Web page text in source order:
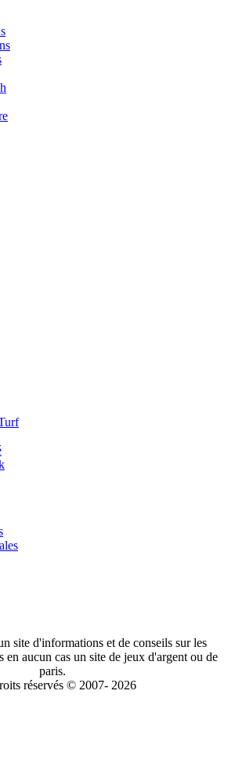
site d'informations et de conseils sur les
en aucun cas un site de jeux d'argent ou de
paris.
réservés © 2007- 2026